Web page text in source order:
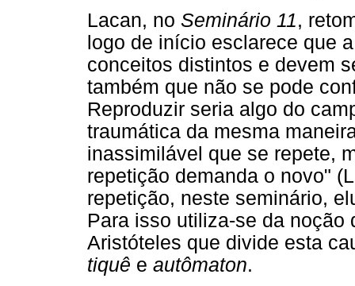
Lacan, no Seminário 11,
logo de início esclarece que
conceitos distintos e devem
também que não se pode
Reproduzir seria algo do
traumática da mesma
inassimilável que se repete,
repetição demanda o novo"
repetição, neste seminário,
Para isso utiliza-se da
Aristóteles que divide esta
tiquê e autômaton.